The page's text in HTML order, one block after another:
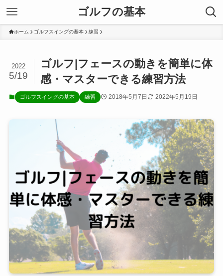
ゴルフの基本
ホーム ゴルフスイングの基本 練習
ゴルフ|フェースの動きを簡単に体
感・マスターできる練習方法
2022
5/19
ゴルフスイングの基本 練習 2018年5月7日 2022年5月19日